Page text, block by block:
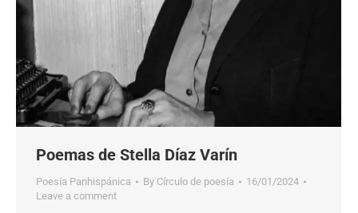
Poemas de Stella Díaz Varín
Poesía Panhispánica By Círculo de poesía
16/01/2024
Leave a comment